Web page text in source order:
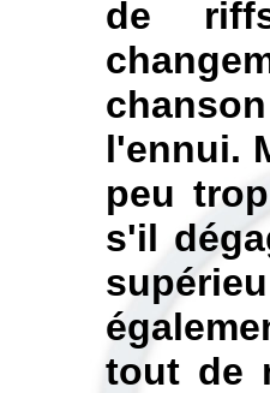
de
l'ennui.
peu
s'il
tout de